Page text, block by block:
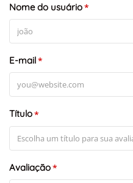
Nome do usuário*
E-mail*
Título*
Avaliação*